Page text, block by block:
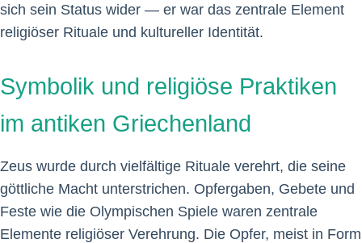
sich sein Status wider — er war das zentrale Element
religiöser Rituale und kultureller Identität.
Symbolik und religiöse Praktiken
im antiken Griechenland
Zeus wurde durch vielfältige Rituale verehrt, die seine
göttliche Macht unterstrichen. Opfergaben, Gebete und
Feste wie die Olympischen Spiele waren zentrale
Elemente religiöser Verehrung. Die Opfer, meist in Form